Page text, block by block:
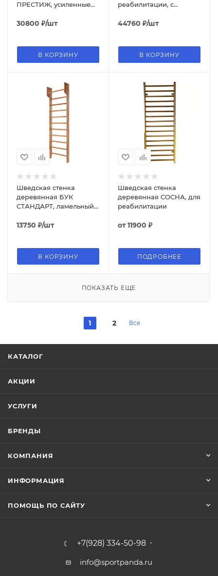
ПРЕСТИЖ, усиленные
30800 ₽/шт
В КОРЗИНУ
реабилитации, с
турником
44760 ₽/шт
В КОРЗИНУ
Шведская стенка
деревянная БУК
СТАНДАРТ, ламельный
турником
13750 ₽/шт
В КОРЗИНУ
Шведская стенка
деревянная СОСНА, для
реабилитации
от11900 ₽
ПОДРОБНЕЕ
ПОКАЗАТЬ ЕЩЕ
1 2 Все
КАТАЛОГ
АКЦИИ
УСЛУГИ
БРЕНДЫ
КОМПАНИЯ
ИНФОРМАЦИЯ
ПОМОЩЬ ПО САЙТУ
+7(928) 334-50-98
info@sportpanda.ru